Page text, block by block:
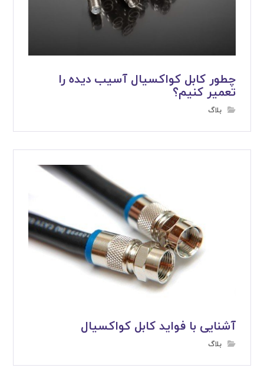
چطور کابل کواکسیال آسیب دیده را
تعمیر کنیم؟
بلاگ
آشنایی با فواید کابل کواکسیال
بلاگ